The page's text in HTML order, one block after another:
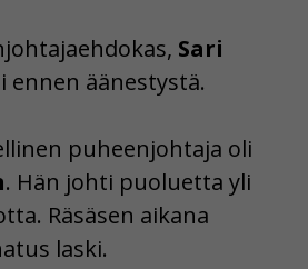
Sari
ennen äänestystä.
puheenjohtaja oli
. Hän johti puoluetta yli
Räsäsen aikana
laski.